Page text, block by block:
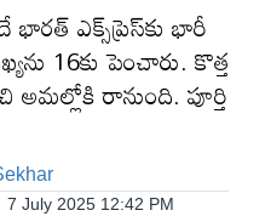
ఎక్స్‌ప్రెస్‌కు భారీ
16కు పెంచారు. కొత్త
అమల్లోకి రానుంది. పూర్తి
7 July 2025 12:42 PM